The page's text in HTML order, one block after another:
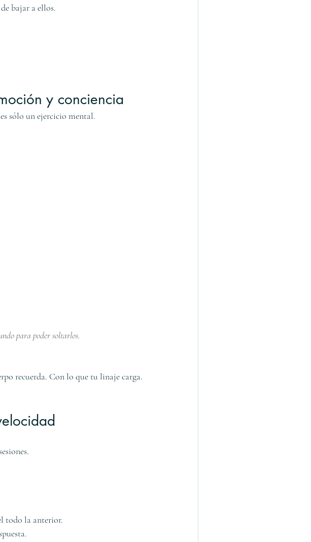
bajar a ellos.
y conciencia
sólo un ejercicio mental.
para poder soltarlos.
recuerda. Con lo que tu linaje carga.
todo la anterior.